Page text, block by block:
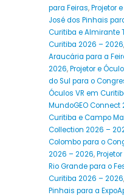
para Feiras,Projetor
José dos Pinhais
Curitiba e Almirante
Curitiba 2026 – 2026,
Araucária para a
2026,Projetor e
do Sul para o
Óculos VR em
MundoGEO Connect
Curitiba e Campo
Collection 2026 –
Colombo para o
2026 – 2026,
Rio Grande para o
Curitiba 2026 – 2026,
Pinhais para a